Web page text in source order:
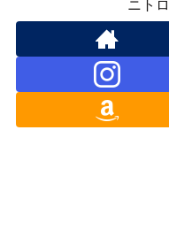
ニト